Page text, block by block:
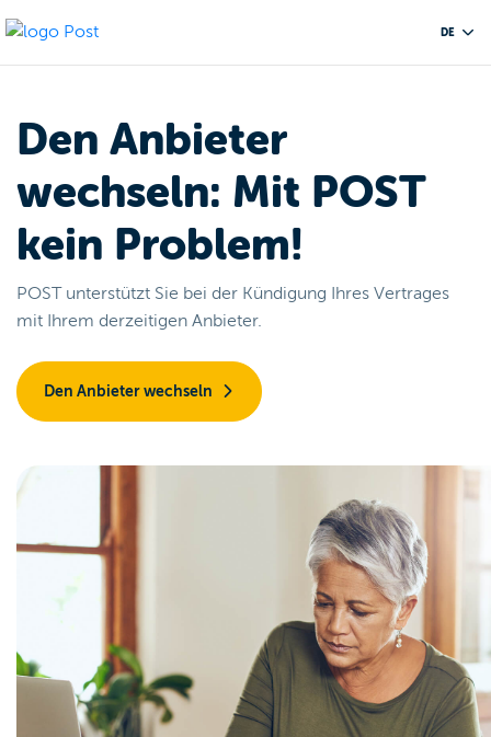
DE
Den Anbieter
wechseln: Mit POST
kein Problem!
POST unterstützt Sie bei der Kündigung Ihres Vertrages
mit Ihrem derzeitigen Anbieter.
Den Anbieter wechseln